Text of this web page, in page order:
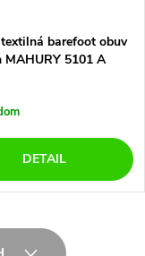
barefoot obuv
MAHURY 5101 A
DETAIL